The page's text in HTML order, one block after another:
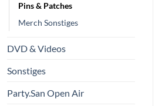
Pins & Patches
Merch Sonstiges
DVD & Videos
Sonstiges
Party.San Open Air